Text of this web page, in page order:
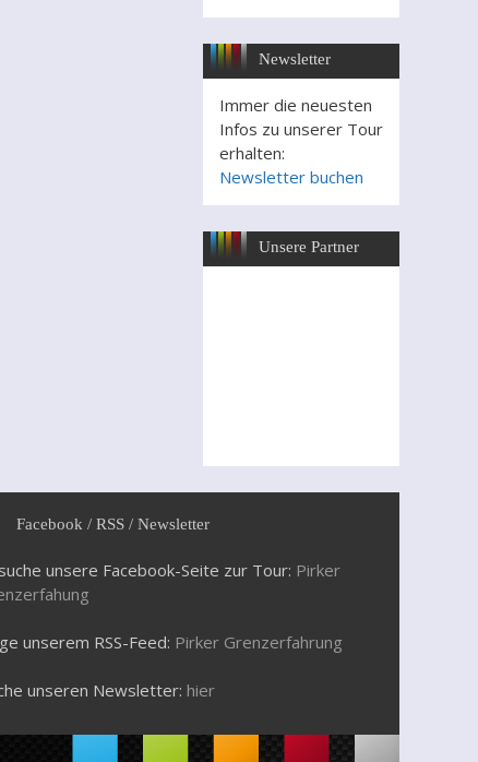
Newsletter
Immer die neuesten
Infos zu unserer Tour
erhalten:
Newsletter buchen
Unsere Partner
Facebook / RSS / Newsletter
unsere Facebook-Seite zur Tour: Pirker
unserem RSS-Feed: Pirker Grenzerfahrung
unseren Newsletter: hier